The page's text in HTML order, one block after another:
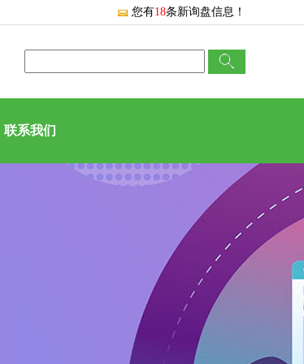
您有18条新询盘信息！
联系我们